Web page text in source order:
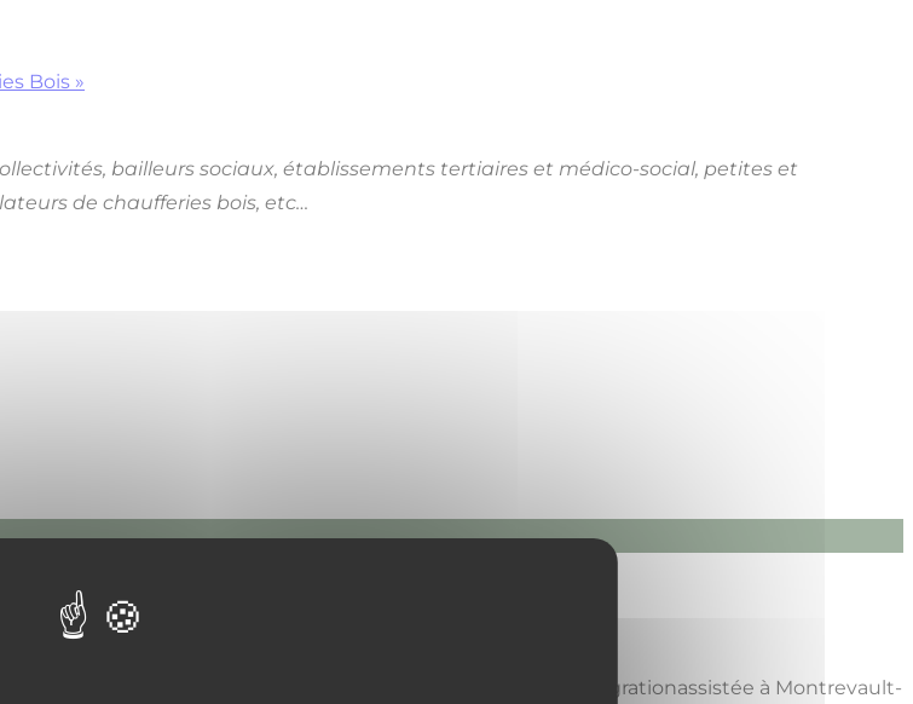
Bois »
bailleurs sociaux, établissements tertiaires et médico-social, petites et
de chaufferies bois, etc…
émergentes et la migration
Bois et Territoires sur les essences émergentes et la migrationassistée à Montrevault-